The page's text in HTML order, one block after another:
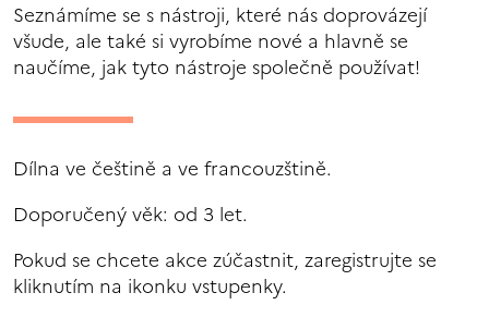
Seznámíme se s nástroji, které nás doprovázejí
všude, ale také si vyrobíme nové a hlavně se
naučíme, jak tyto nástroje společně používat!
Dílna ve češtině a ve francouzštině.
Doporučený věk: od 3 let.
Pokud se chcete akce zúčastnit, zaregistrujte se
kliknutím na ikonku vstupenky.